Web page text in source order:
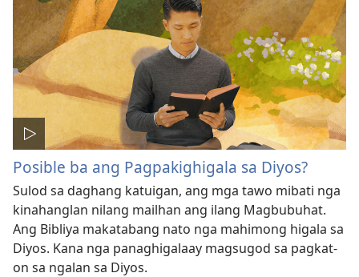
Posible ba ang Pagpakighigala sa Diyos?
Sulod sa daghang katuigan, ang mga tawo mibati nga
kinahanglan nilang mailhan ang ilang Magbubuhat.
Ang Bibliya makatabang nato nga mahimong higala sa
Diyos. Kana nga panaghigalaay magsugod sa pagkat-
on sa ngalan sa Diyos.